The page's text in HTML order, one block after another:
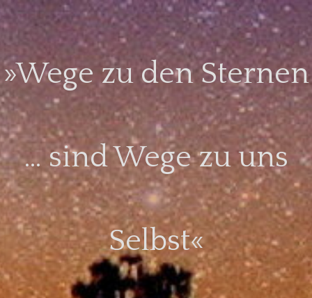
Skip
to
content
»Wege zu den Sternen
… sind Wege zu uns
Selbst«